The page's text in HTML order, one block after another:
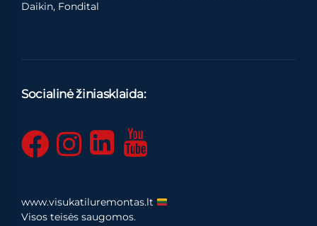
Daikin, Fondital
Socialinė žiniasklaida:
www.visukatiluremontas.lt
Visos teisės saugomos.